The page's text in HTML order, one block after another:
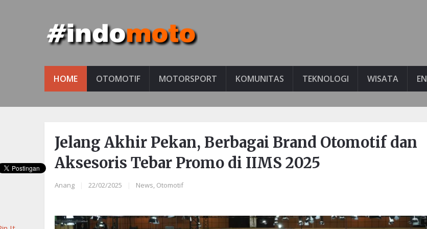
HOME OTOMOTIF MOTORSPORT KOMUNITAS TEKNOLOGI WISATA EN
Jelang Akhir Pekan, Berbagai Brand Otomotif dan
Aksesoris Tebar Promo di IIMS 2025
Anang 22/02/2025 News, Otomotif